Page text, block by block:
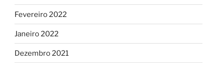
Fevereiro 2022
Janeiro 2022
Dezembro 2021